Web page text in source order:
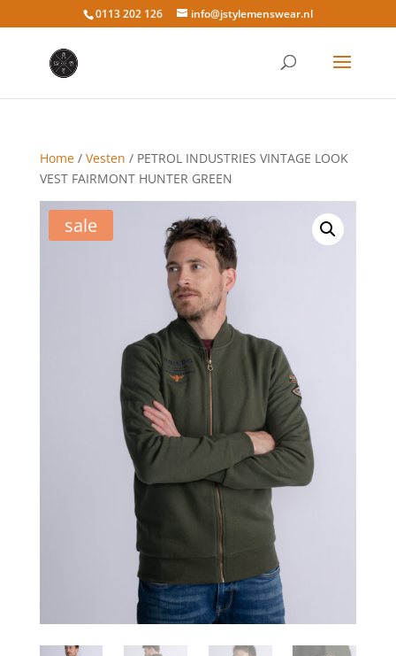
0113 202 126 info@jstylemenswear.nl
Home/ Vesten / PETROL INDUSTRIES VINTAGE LOOK
VEST FAIRMONT HUNTER GREEN
sale